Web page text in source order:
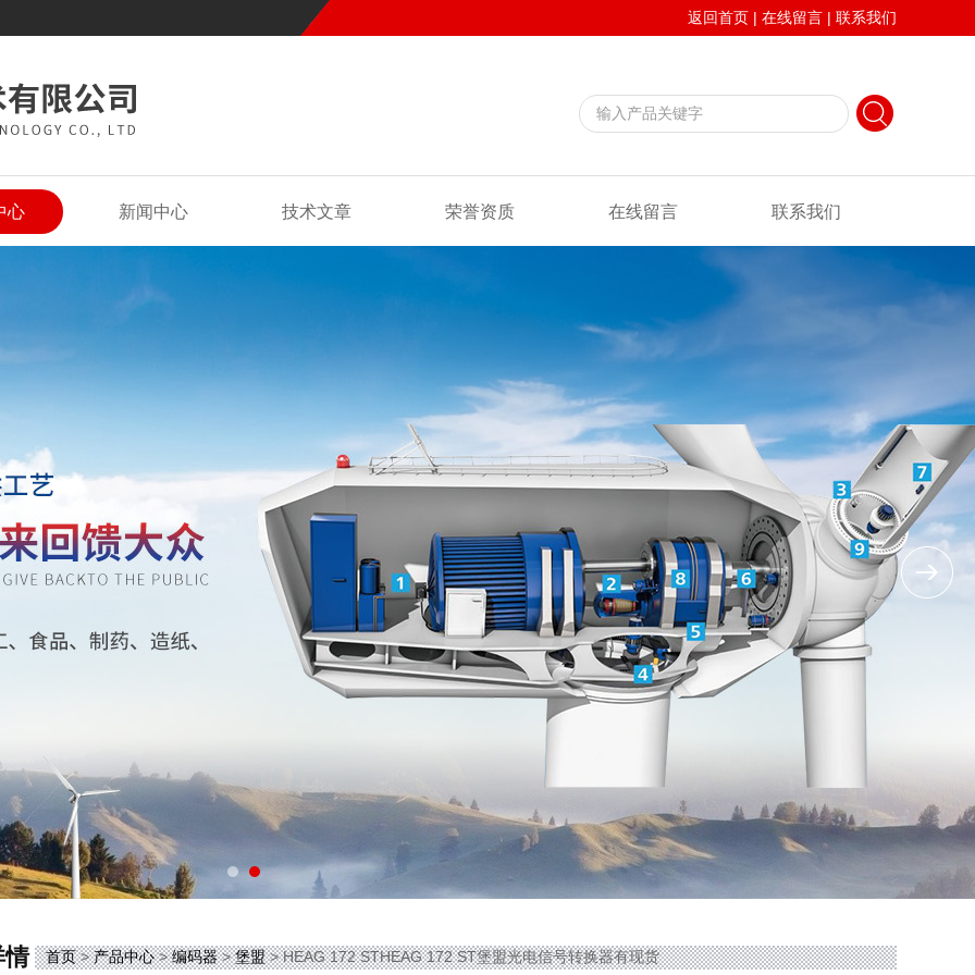
返回首页 | 在线留言 | 联系我们
心 新闻中心 技术文章 荣誉资质 在线留言 联系我们
情 首页>产品中心>编码器>堡盟> HEAG 172 STHEAG 172 ST堡盟光电信号转换器有现货